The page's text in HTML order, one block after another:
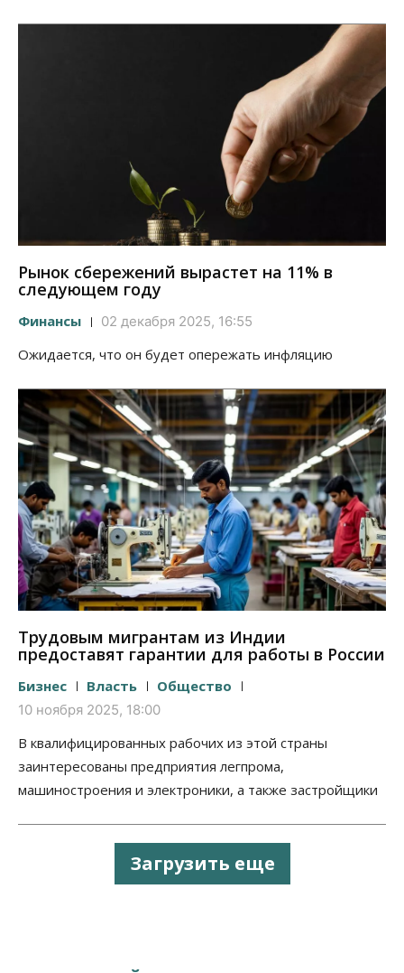
Рынок сбережений вырастет на 11% в
следующем году
Финансы 02 декабря 2025, 16:55
Ожидается, что он будет опережать инфляцию
Трудовым мигрантам из Индии
предоставят гарантии для работы в России
Бизнес Власть Общество
10 ноября 2025, 18:00
В квалифицированных рабочих из этой страны
заинтересованы предприятия легпрома,
машиностроения и электроники, а также застройщики
Загрузить еще